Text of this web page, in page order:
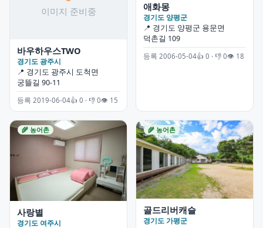
바우하우스TWO
경기도 광주시
📍 경기도 광주시 도척면
궁뜰길 90-11
등록 2019-06-04👍 0 · 👎 0👁 15
애화몽
경기도 양평군
📍 경기도 양평군 용문면
덕촌길 109
등록 2006-05-04👍 0 · 👎 0👁 18
🌾 농어촌
사랑별
경기도 여주시
🌾 농어촌
골드리버캐슬
경기도 가평군